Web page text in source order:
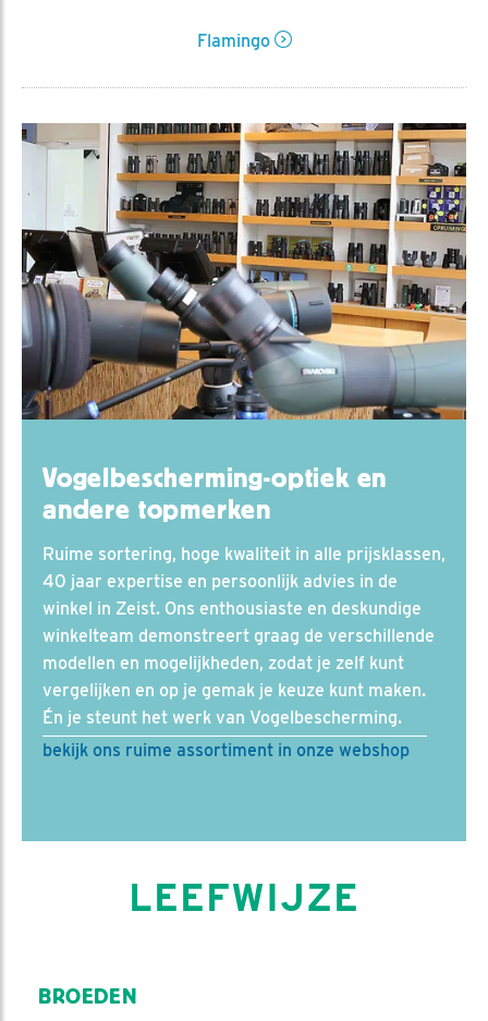
Flamingo
Vogelbescherming-optiek en
andere topmerken
Ruime sortering, hoge kwaliteit in alle prijsklassen,
40 jaar expertise en persoonlijk advies in de
winkel in Zeist. Ons enthousiaste en deskundige
winkelteam demonstreert graag de verschillende
modellen en mogelijkheden, zodat je zelf kunt
vergelijken en op je gemak je keuze kunt maken.
Én je steunt het werk van Vogelbescherming.
bekijk ons ruime assortiment in onze webshop
LEEFWIJZE
BROEDEN